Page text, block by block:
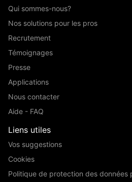
Qui sommes-nous?
Nos solutions pour les pros
Recrutement
Témoignages
Presse
Applications
Nous contacter
Aide - FAQ
Liens utiles
Vos suggestions
Cookies
Politique de protection des données